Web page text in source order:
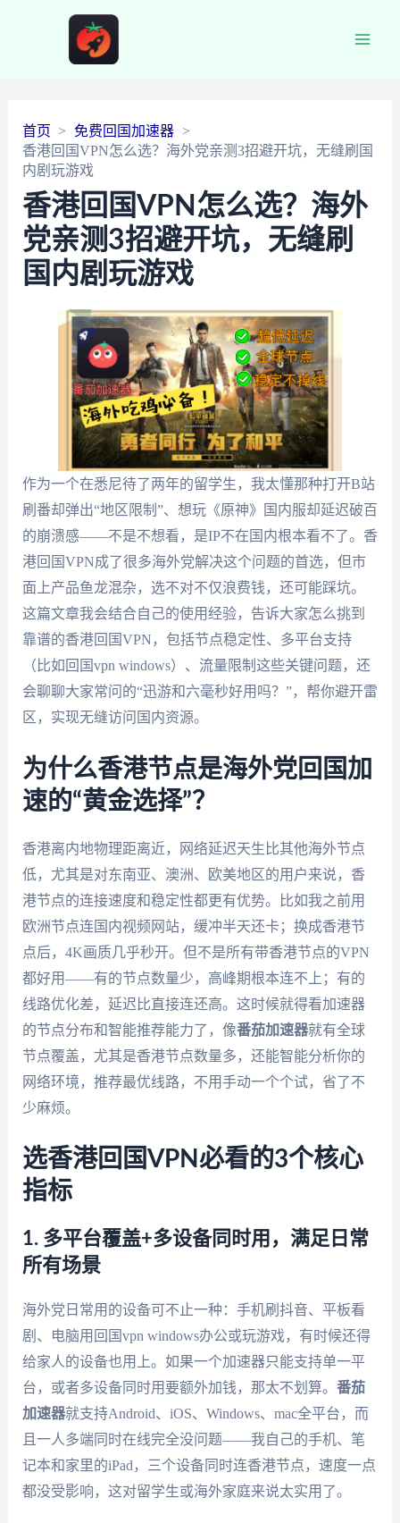
首页
免费回国加速器
香港回国VPN怎么选？海外党亲测3招避开坑，无缝刷国
内剧玩游戏
香港回国VPN怎么选？海外
党亲测3招避开坑，无缝刷
国内剧玩游戏
作为一个在悉尼待了两年的留学生，我太懂那种打开B站
刷番却弹出“地区限制”、想玩《原神》国内服却延迟破百
的崩溃感——不是不想看，是IP不在国内根本看不了。香
港回国VPN成了很多海外党解决这个问题的首选，但市
面上产品鱼龙混杂，选不对不仅浪费钱，还可能踩坑。
这篇文章我会结合自己的使用经验，告诉大家怎么挑到
靠谱的香港回国VPN，包括节点稳定性、多平台支持
（比如回国vpn windows）、流量限制这些关键问题，还
会聊聊大家常问的“迅游和六毫秒好用吗？”，帮你避开雷
区，实现无缝访问国内资源。
为什么香港节点是海外党回国加
速的“黄金选择”？
香港离内地物理距离近，网络延迟天生比其他海外节点
低，尤其是对东南亚、澳洲、欧美地区的用户来说，香
港节点的连接速度和稳定性都更有优势。比如我之前用
欧洲节点连国内视频网站，缓冲半天还卡；换成香港节
点后，4K画质几乎秒开。但不是所有带香港节点的VPN
都好用——有的节点数量少，高峰期根本连不上；有的
线路优化差，延迟比直接连还高。这时候就得看加速器
的节点分布和智能推荐能力了，像番茄加速器就有全球
节点覆盖，尤其是香港节点数量多，还能智能分析你的
网络环境，推荐最优线路，不用手动一个个试，省了不
少麻烦。
选香港回国VPN必看的3个核心
指标
1. 多平台覆盖+多设备同时用，满足日常
所有场景
海外党日常用的设备可不止一种：手机刷抖音、平板看
剧、电脑用回国vpn windows办公或玩游戏，有时候还得
给家人的设备也用上。如果一个加速器只能支持单一平
台，或者多设备同时用要额外加钱，那太不划算。 番茄
加速器就支持Android、iOS、Windows、mac全平台，而
且一人多端同时在线完全没问题——我自己的手机、笔
记本和家里的iPad，三个设备同时连香港节点，速度一点
都没受影响，这对留学生或海外家庭来说太实用了。